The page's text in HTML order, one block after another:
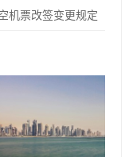
机票改签变更规定